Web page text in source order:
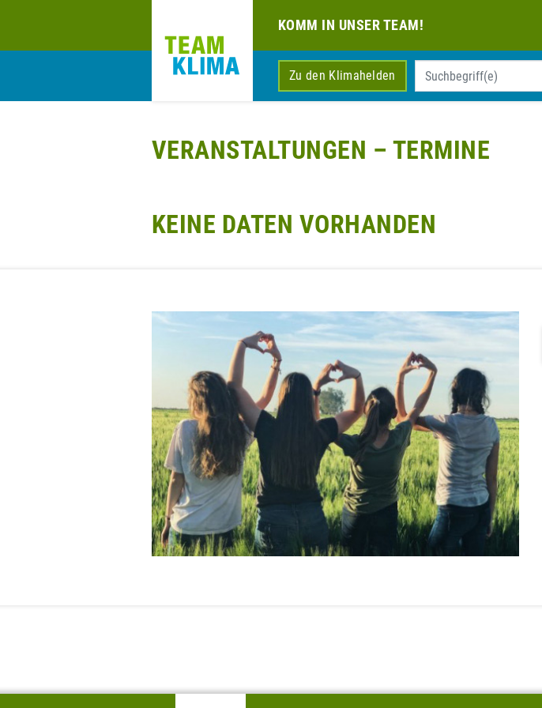
KOMM IN UNSER TEAM!
Zu den Klimahelden
VERANSTALTUNGEN – TERMINE
KEINE DATEN VORHANDEN